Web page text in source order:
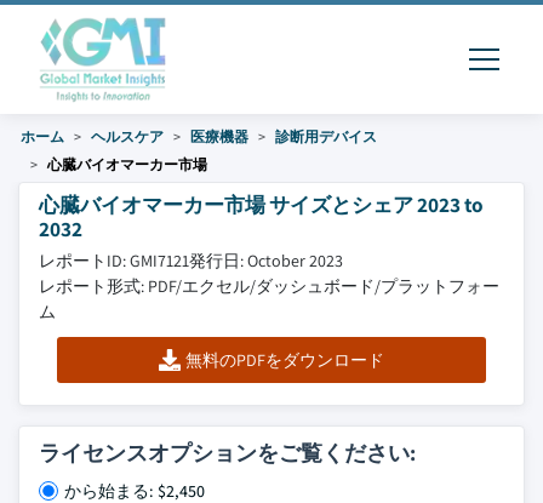
ホーム ヘルスケア 医療機器
診断用デバイス
心臓バイオマーカー市場
心臓バイオマーカー市場 サイズとシェア 2023 to
2032
レポートID: GMI7121発行日: October 2023
レポート形式: PDF/エクセル/ダッシュボード/プラットフォー
ム
無料のPDFをダウンロード
ライセンスオプションをご覧ください:
から始まる: $2,450